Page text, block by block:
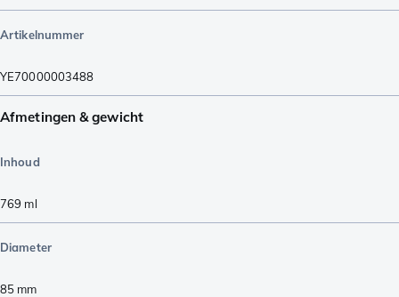
Artikelnummer
YE70000003488
Afmetingen & gewicht
Inhoud
769 ml
Diameter
85 mm